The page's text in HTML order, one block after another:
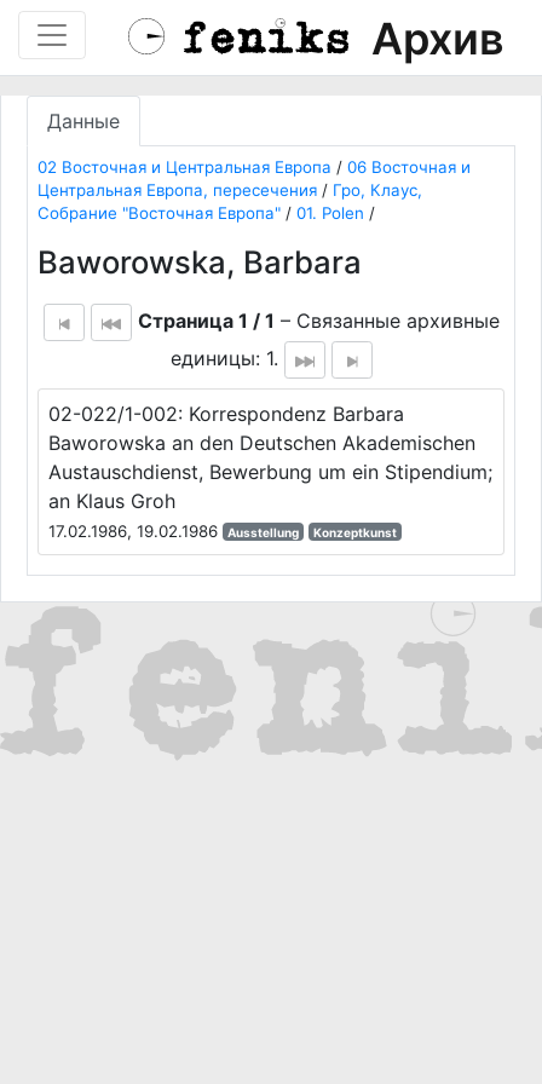
Архив
Данные
02 Восточная и Центральная Европа / 06 Восточная и
Центральная Европа, пересечения/ Гро, Клаус,
Собрание "Восточная Европа"/ 01. Polen /
Baworowska, Barbara
Страница 1 / 1 – Связанные архивные
единицы: 1.
02-022/1-002: Korrespondenz Barbara
Baworowska an den Deutschen Akademischen
Austauschdienst, Bewerbung um ein Stipendium;
an Klaus Groh
17.02.1986, 19.02.1986 Ausstellung Konzeptkunst